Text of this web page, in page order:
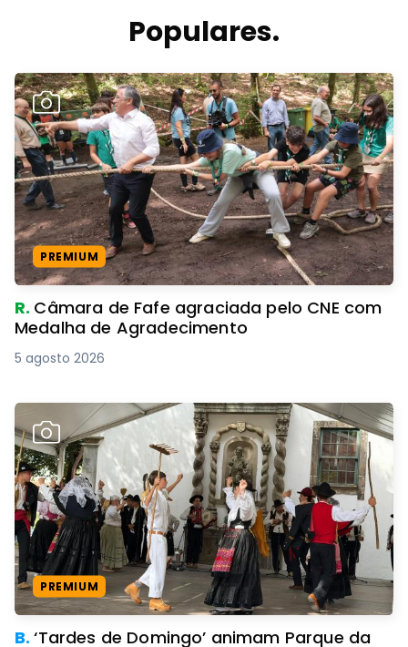
Populares.
PREMIUM
R. Câmara de Fafe agraciada pelo CNE com
Medalha de Agradecimento
5 agosto 2026
PREMIUM
B.‘Tardes de Domingo’ animam Parque da